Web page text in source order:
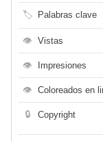
🏷 Palabras clave
👁 Vistas
👁 Impresiones
👁 Coloreados en
🔒 Copyright